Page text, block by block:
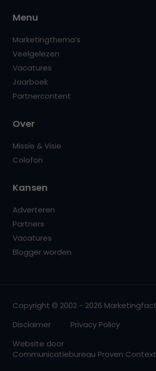
Menu
Marketingthema’s
Veelgelezen
Vacatures
Jaarboek
Partnercontent
Over
Missie & Visie
Colofon
Kansen
Adverteren
Partners
Vacatures
Blogger worden
Copyright © 2002 - 2026
Disclaimer
Privacy Policy
Website door
Communicatiebureau Proven Context